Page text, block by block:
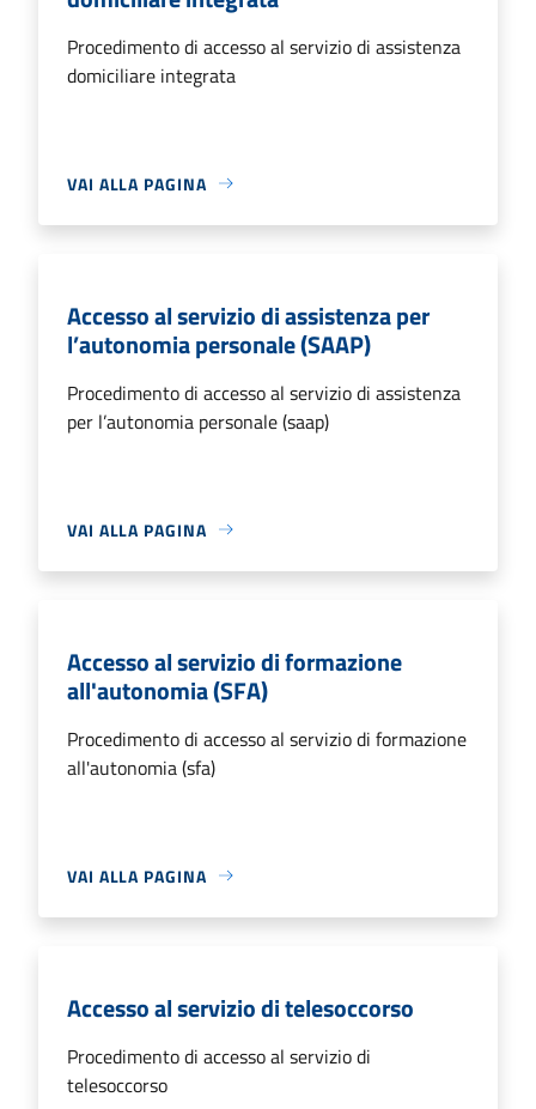
Procedimento di accesso al servizio di assistenza
domiciliare integrata
VAI ALLA PAGINA
Accesso al servizio di assistenza per
l’autonomia personale (SAAP)
Procedimento di accesso al servizio di assistenza
per l’autonomia personale (saap)
VAI ALLA PAGINA
Accesso al servizio di formazione
all'autonomia (SFA)
Procedimento di accesso al servizio di formazione
all'autonomia (sfa)
VAI ALLA PAGINA
Accesso al servizio di telesoccorso
Procedimento di accesso al servizio di
telesoccorso